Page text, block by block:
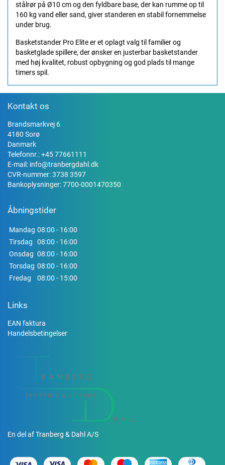
stålrør på Ø10 cm og den fyldbare base, der kan rumme op til
160 kg vand eller sand, giver standeren en stabil fornemmelse
under brug.
Basketstander Pro Elite er et oplagt valg til familier og
basketglade spillere, der ønsker en justerbar basketstander
med høj kvalitet, robust opbygning og god plads til mange
timers spil.
Kontakt os
Brandsmarkvej 6
4180 Sorø
Danmark
Telefonnr.:+45 77661111
E-mail: info@tranbergdahl.dk
CVR-nummer: 3738 3597
Bankoplysninger: 7700-0001470350
Åbningstider
Mandag 08:00 - 16:00
Tirsdag
08:00 - 16:00
Onsdag 08:00 - 16:00
Torsdag 08:00 - 16:00
Fredag
08:00 - 15:00
Links
EAN faktura
Handelsbetingelser
En del af Tranberg & Dahl A/S